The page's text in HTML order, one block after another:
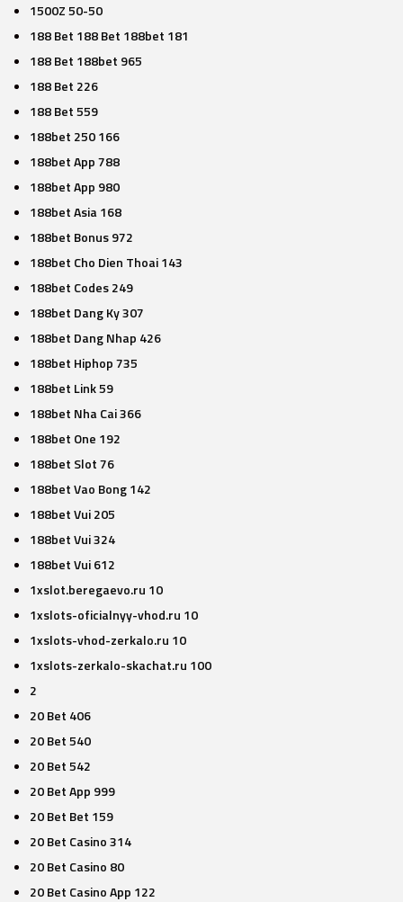
1500Z 50-50
188 Bet 188 Bet 188bet 181
188 Bet 188bet 965
188 Bet 226
188 Bet 559
188bet 250 166
188bet App 788
188bet App 980
188bet Asia 168
188bet Bonus 972
188bet Cho Dien Thoai 143
188bet Codes 249
188bet Dang Ky 307
188bet Dang Nhap 426
188bet Hiphop 735
188bet Link 59
188bet Nha Cai 366
188bet One 192
188bet Slot 76
188bet Vao Bong 142
188bet Vui 205
188bet Vui 324
188bet Vui 612
1xslot.beregaevo.ru 10
1xslots-oficialnyy-vhod.ru 10
1xslots-vhod-zerkalo.ru 10
1xslots-zerkalo-skachat.ru 100
2
20 Bet 406
20 Bet 540
20 Bet 542
20 Bet App 999
20 Bet Bet 159
20 Bet Casino 314
20 Bet Casino 80
20 Bet Casino App 122